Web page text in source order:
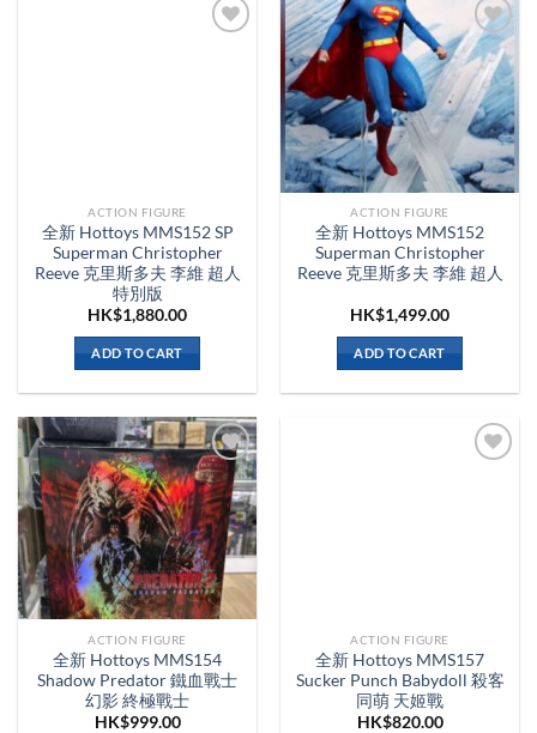
ACTION FIGURE
全新 Hottoys MMS152 SP
Superman Christopher
Reeve 克里斯多夫 李維 超人
特別版
HK$1,880.00
ADD TO CART
ACTION FIGURE
全新 Hottoys MMS152
Superman Christopher
Reeve 克里斯多夫 李維 超人
HK$1,499.00
ADD TO CART
ACTION FIGURE
全新 Hottoys MMS154
Shadow Predator 鐵血戰士
幻影 終極戰士
HK$999.00
ACTION FIGURE
全新 Hottoys MMS157
Sucker Punch Babydoll 殺客
同萌 天姬戰
HK$820.00